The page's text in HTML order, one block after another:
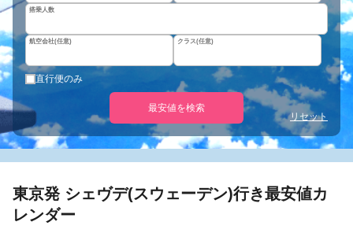
搭乗人数
航空会社(任意) クラス(任意)
直行便のみ
最安値を検索
リセット
東京発 シェヴデ(スウェーデン)行き最安値カ
レンダー